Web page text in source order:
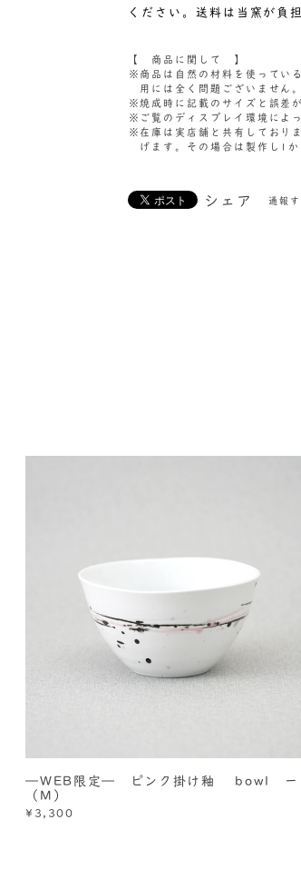
ください。送料は当窯が負
【 商品に関して 】
商品は自然の材料を使ってい
用には全く問題ございません。
焼成時に記載のサイズと誤差
ご覧のディスプレイ環境によ
在庫は実店舗と共有しており
げます。その場合は製作し1
シェア 通報す
―WEB限定― ピンク掛け釉 bowl
（M）
¥3,300